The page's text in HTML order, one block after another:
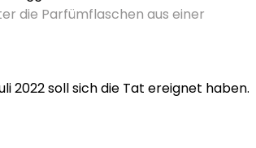
die Parfümflaschen aus einer
2022 soll sich die Tat ereignet haben.